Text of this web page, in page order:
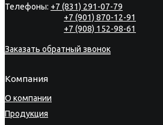
Телефоны: +7 (831) 291-07-79
+7 (901) 870-12-91
+7 (908) 152-98-61
Заказать обратный звонок
Компания
О компании
Продукция